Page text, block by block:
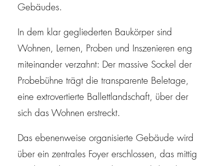
Gebäudes.
In dem klar gegliederten Baukörper sind
Wohnen, Lernen, Proben und Inszenieren eng
miteinander verzahnt: Der massive Sockel der
Probebühne trägt die transparente Beletage,
eine extrovertierte Ballettlandschaft, über der
sich das Wohnen erstreckt.
Das ebenenweise organisierte Gebäude wird
über ein zentrales Foyer erschlossen, das mittig